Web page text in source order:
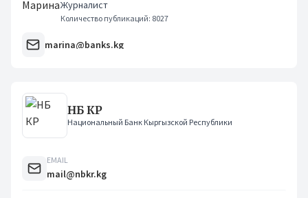
Журналист
Количество публикаций: 8027
marina@banks.kg
НБ КР
Национальный Банк Кыргызской Республики
EMAIL
mail@nbkr.kg